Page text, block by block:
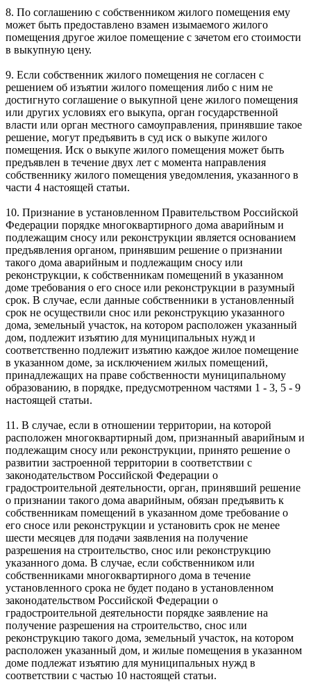
8. По соглашению с собственником жилого помещения ему
может быть предоставлено взамен изымаемого жилого
помещения другое жилое помещение с зачетом его стоимости
в выкупную цену.
9. Если собственник жилого помещения не согласен с
решением об изъятии жилого помещения либо с ним не
достигнуто соглашение о выкупной цене жилого помещения
или других условиях его выкупа, орган государственной
власти или орган местного самоуправления, принявшие такое
решение, могут предъявить в суд иск о выкупе жилого
помещения. Иск о выкупе жилого помещения может быть
предъявлен в течение двух лет с момента направления
собственнику жилого помещения уведомления, указанного в
части 4 настоящей статьи.
10. Признание в установленном Правительством Российской
Федерации порядке многоквартирного дома аварийным и
подлежащим сносу или реконструкции является основанием
предъявления органом, принявшим решение о признании
такого дома аварийным и подлежащим сносу или
реконструкции, к собственникам помещений в указанном
доме требования о его сносе или реконструкции в разумный
срок. В случае, если данные собственники в установленный
срок не осуществили снос или реконструкцию указанного
дома, земельный участок, на котором расположен указанный
дом, подлежит изъятию для муниципальных нужд и
соответственно подлежит изъятию каждое жилое помещение
в указанном доме, за исключением жилых помещений,
принадлежащих на праве собственности муниципальному
образованию, в порядке, предусмотренном частями 1 - 3, 5 - 9
настоящей статьи.
11. В случае, если в отношении территории, на которой
расположен многоквартирный дом, признанный аварийным и
подлежащим сносу или реконструкции, принято решение о
развитии застроенной территории в соответствии с
законодательством Российской Федерации о
градостроительной деятельности, орган, принявший решение
о признании такого дома аварийным, обязан предъявить к
собственникам помещений в указанном доме требование о
его сносе или реконструкции и установить срок не менее
шести месяцев для подачи заявления на получение
разрешения на строительство, снос или реконструкцию
указанного дома. В случае, если собственником или
собственниками многоквартирного дома в течение
установленного срока не будет подано в установленном
законодательством Российской Федерации о
градостроительной деятельности порядке заявление на
получение разрешения на строительство, снос или
реконструкцию такого дома, земельный участок, на котором
расположен указанный дом, и жилые помещения в указанном
доме подлежат изъятию для муниципальных нужд в
соответствии с частью 10 настоящей статьи.